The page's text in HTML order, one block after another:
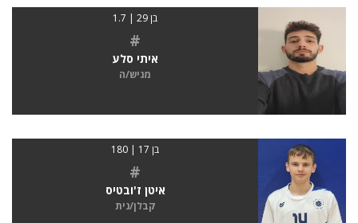
בן 29 | 1.7
#
איתי סלע
מגיש/ה
בן 17 | 180
#
איטן ז'ובטיס
קבלן/נית